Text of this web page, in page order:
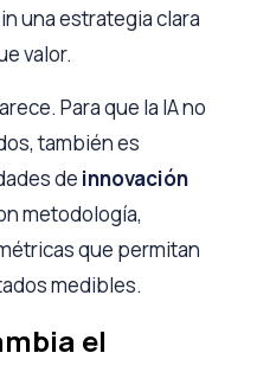
una estrategia clara
valor.
Para que la IA no
también es
de innovación
metodología,
que permitan
medibles.
el